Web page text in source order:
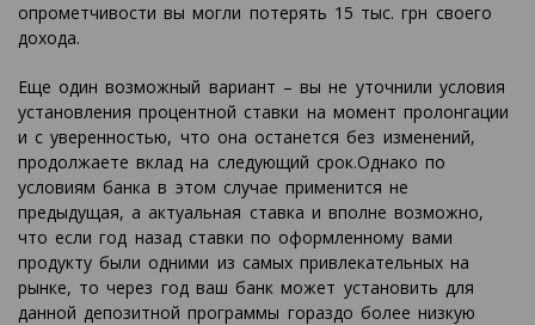
опрометчивости вы могли потерять 15 тыс. грн своего
дохода.
Еще один возможный вариант – вы не уточнили условия
установления процентной ставки на момент пролонгации
и с уверенностью, что она останется без изменений,
продолжаете вклад на следующий срок.Однако по
условиям банка в этом случае применится не
предыдущая, а актуальная ставка и вполне возможно,
что если год назад ставки по оформленному вами
продукту были одними из самых привлекательных на
рынке, то через год ваш банк может установить для
данной депозитной программы гораздо более низкую